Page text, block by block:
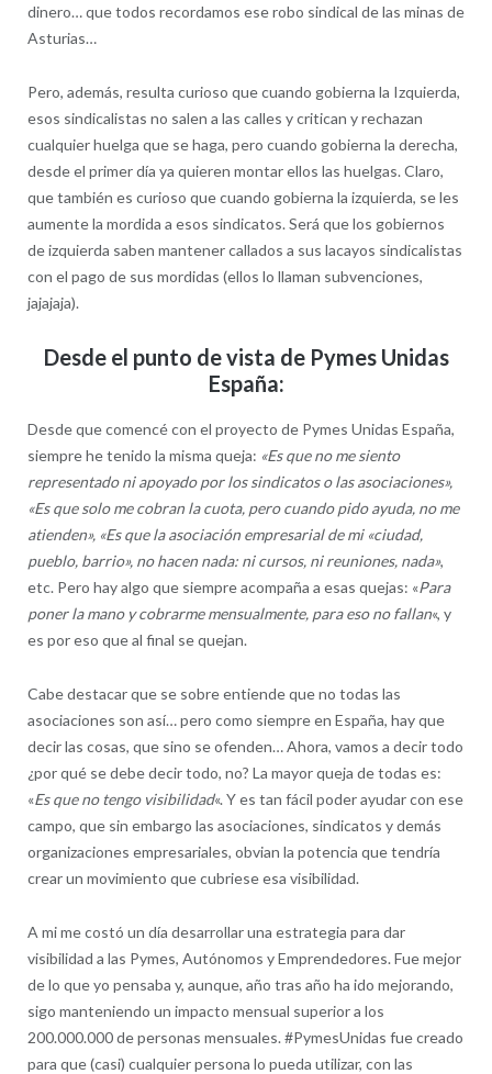
dinero… que todos recordamos ese robo sindical de las minas de
Asturias…
Pero, además, resulta curioso que cuando gobierna la Izquierda,
esos sindicalistas no salen a las calles y critican y rechazan
cualquier huelga que se haga, pero cuando gobierna la derecha,
desde el primer día ya quieren montar ellos las huelgas. Claro,
que también es curioso que cuando gobierna la izquierda, se les
aumente la mordida a esos sindicatos. Será que los gobiernos
de izquierda saben mantener callados a sus lacayos sindicalistas
con el pago de sus mordidas (ellos lo llaman subvenciones,
jajajaja).
Desde el punto de vista de Pymes Unidas
España:
Desde que comencé con el proyecto de Pymes Unidas España,
siempre he tenido la misma queja: «Es que no me siento
representado ni apoyado por los sindicatos o las asociaciones»,
«Es que solo me cobran la cuota, pero cuando pido ayuda, no me
atienden», «Es que la asociación empresarial de mi «ciudad,
pueblo, barrio», no hacen nada: ni cursos, ni reuniones, nada»,
etc. Pero hay algo que siempre acompaña a esas quejas: «Para
poner la mano y cobrarme mensualmente, para eso no fallan«, y
es por eso que al final se quejan.
Cabe destacar que se sobre entiende que no todas las
asociaciones son así… pero como siempre en España, hay que
decir las cosas, que sino se ofenden… Ahora, vamos a decir todo
¿por qué se debe decir todo, no? La mayor queja de todas es:
«Es que no tengo visibilidad«. Y es tan fácil poder ayudar con ese
campo, que sin embargo las asociaciones, sindicatos y demás
organizaciones empresariales, obvian la potencia que tendría
crear un movimiento que cubriese esa visibilidad.
A mi me costó un día desarrollar una estrategia para dar
visibilidad a las Pymes, Autónomos y Emprendedores. Fue mejor
de lo que yo pensaba y, aunque, año tras año ha ido mejorando,
sigo manteniendo un impacto mensual superior a los
200.000.000 de personas mensuales. #PymesUnidas fue creado
para que (casi) cualquier persona lo pueda utilizar, con las